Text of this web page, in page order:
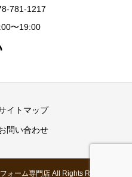
781-1217
〜19:00
イトマップ
問い合わせ
ォーム専門店 All Rights Reserved.